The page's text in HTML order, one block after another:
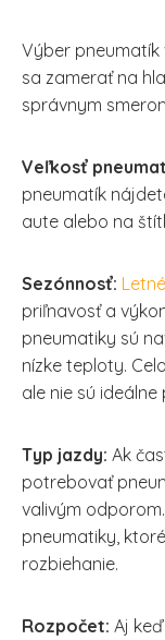
Výber
sa zamerať na
správnym
Veľkosť
pneumatík
aute alebo na
Sezónnosť:
priľnavosť a
pneumatiky sú
nízke teploty.
ale nie sú
Typ jazdy: Ak
potrebovať
valivým
pneumatiky,
rozbiehanie.
Rozpočet: Aj